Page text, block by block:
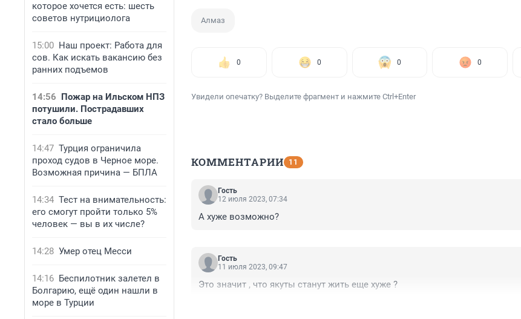
которое хочется есть: шесть
советов нутрициолога
15:00 Наш проект: Работа для
сов. Как искать вакансию без
ранних подъемов
14:56 Пожар на Ильском НПЗ
потушили. Пострадавших
стало больше
14:47 Турция ограничила
проход судов в Черное море.
Возможная причина — БПЛА
14:34 Тест на внимательность:
его смогут пройти только 5%
человек — вы в их числе?
14:28 Умер отец Месси
14:16 Беспилотник залетел в
Болгарию, ещё один нашли в
море в Турции
Алмаз
0 0 0 0
Увидели опечатку? Выделите фрагмент и нажмите Ctrl+Enter
КОММЕНТАРИИ 11
Гость
12 июля 2023, 07:34
А хуже возможно?
Гость
11 июля 2023, 09:47
Это значит , что якуты станут жить еще хуже ?